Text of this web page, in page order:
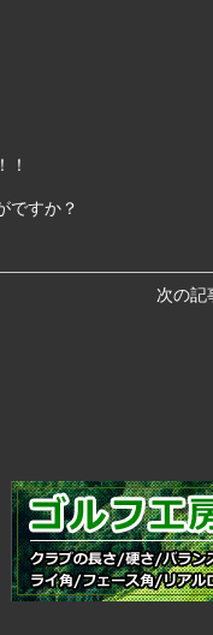
！
ですか？
次の記